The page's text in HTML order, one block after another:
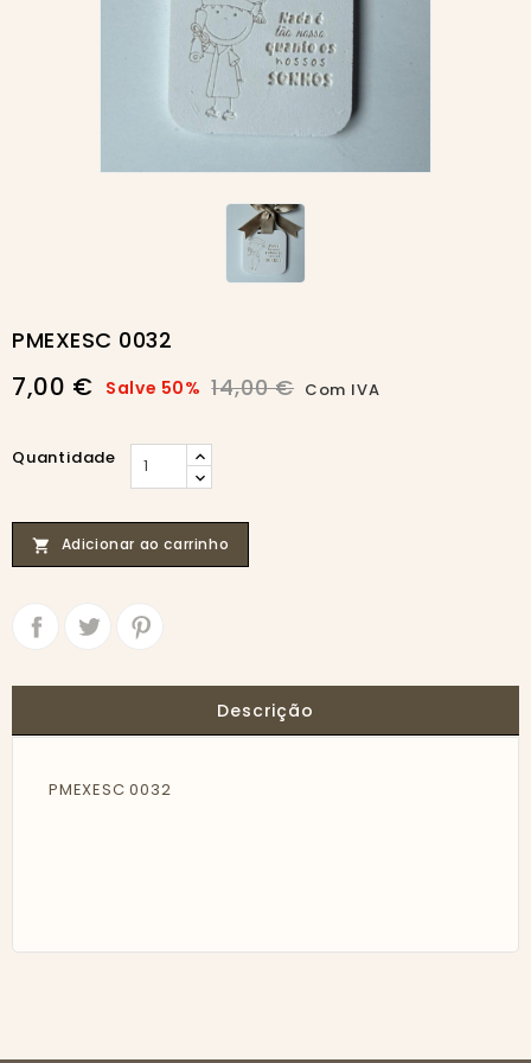
-50%
PMEXESC 0032
7,00 € Salve 50% 14,00 € Com IVA
Quantidade
 Adicionar ao carrinho
Descrição
PMEXESC 0032